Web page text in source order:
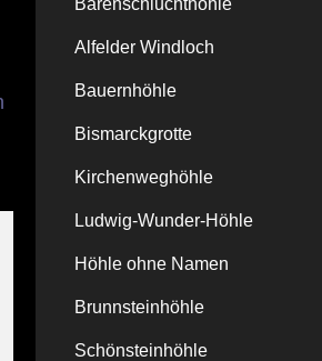
Bärenschluchthöhle
Alfelder Windloch
Bauernhöhle
Bismarckgrotte
Kirchenweghöhle
Ludwig-Wunder-Höhle
Höhle ohne Namen
Brunnsteinhöhle
Schönsteinhöhle